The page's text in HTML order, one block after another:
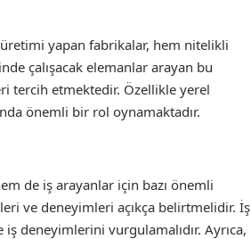
üretimi yapan fabrikalar, hem nitelikli
çalışacak elemanlar arayan bu
tercih etmektedir. Özellikle yerel
önemli bir rol oynamaktadır.
de iş arayanlar için bazı önemli
ve deneyimleri açıkça belirtmelidir. İş
deneyimlerini vurgulamalıdır. Ayrıca,